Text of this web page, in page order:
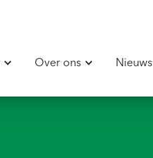
Over ons Nieuws